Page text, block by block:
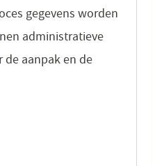
gegevens worden
administratieve
aanpak en de